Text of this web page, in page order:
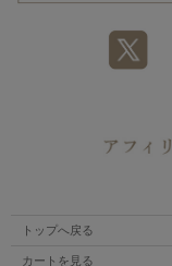
トップへ戻る
カートを見る